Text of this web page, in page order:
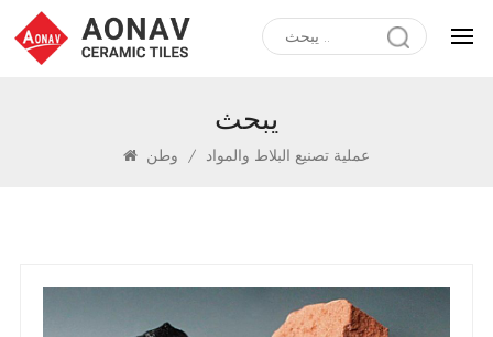
يبحث
/ عملية تصنيع البلاط والمواد